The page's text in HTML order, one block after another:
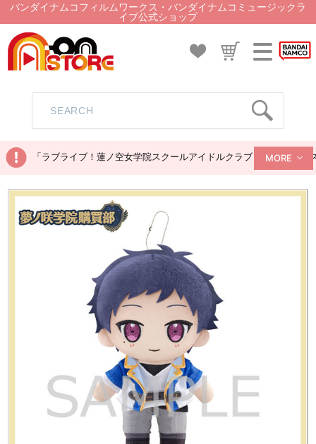
バンダイナムコフィルムワークス・バンダイナムコミュージックラ
イブ公式ショップ
「ラブライブ！蓮ノ空女学院スクールアイドルクラブ ぬいぐるみ
MORE